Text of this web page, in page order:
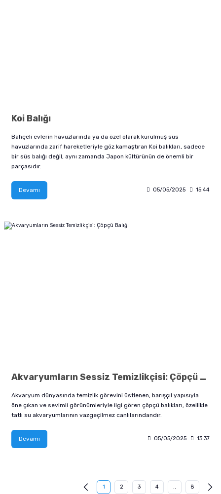
Koi Balığı
Bahçeli evlerin havuzlarında ya da özel olarak kurulmuş süs
havuzlarında zarif hareketleriyle göz kamaştıran Koi balıkları, sadece
bir süs balığı değil, aynı zamanda Japon kültürünün de önemli bir
parçasıdır.
Devamı 05/05/2025 15:44
Akvaryumların Sessiz Temizlikçisi: Çöpçü Balığı
Akvaryum dünyasında temizlik görevini üstlenen, barışçıl yapısıyla
öne çıkan ve sevimli görünümleriyle ilgi gören çöpçü balıkları, özellikle
tatlı su akvaryumlarının vazgeçilmez canlılarındandır.
Devamı 05/05/2025 13:37
1 2 3 4 .. 8